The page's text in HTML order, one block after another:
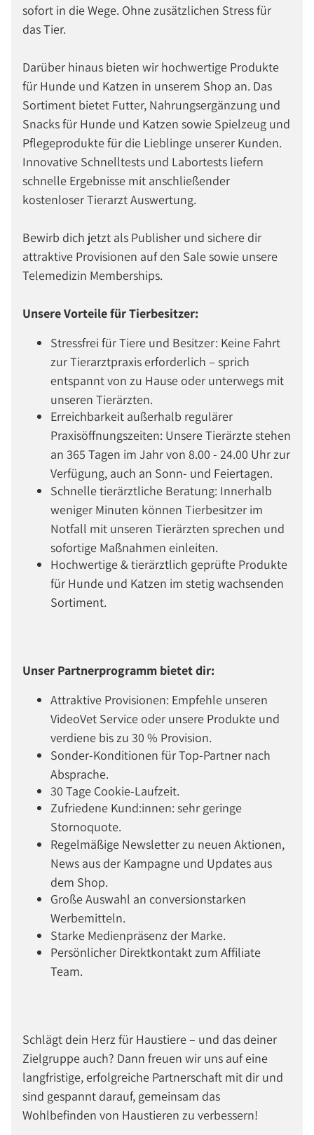
sofort in die Wege. Ohne zusätzlichen Stress für
das Tier.
Darüber hinaus bieten wir hochwertige Produkte
für Hunde und Katzen in unserem Shop an. Das
Sortiment bietet Futter, Nahrungsergänzung und
Snacks für Hunde und Katzen sowie Spielzeug und
Pflegeprodukte für die Lieblinge unserer Kunden.
Innovative Schnelltests und Labortests liefern
schnelle Ergebnisse mit anschließender
kostenloser Tierarzt Auswertung.
Bewirb dich jetzt als Publisher und sichere dir
attraktive Provisionen auf den Sale sowie unsere
Telemedizin Memberships.
Unsere Vorteile für Tierbesitzer:
Stressfrei für Tiere und Besitzer: Keine Fahrt
zur Tierarztpraxis erforderlich – sprich
entspannt von zu Hause oder unterwegs mit
unseren Tierärzten.
Erreichbarkeit außerhalb regulärer
Praxisöffnungszeiten: Unsere Tierärzte stehen
an 365 Tagen im Jahr von 8.00 - 24.00 Uhr zur
Verfügung, auch an Sonn- und Feiertagen.
Schnelle tierärztliche Beratung: Innerhalb
weniger Minuten können Tierbesitzer im
Notfall mit unseren Tierärzten sprechen und
sofortige Maßnahmen einleiten.
Hochwertige & tierärztlich geprüfte Produkte
für Hunde und Katzen im stetig wachsenden
Sortiment.
Unser Partnerprogramm bietet dir:
Attraktive Provisionen: Empfehle unseren
VideoVet Service oder unsere Produkte und
verdiene bis zu 30 % Provision.
Sonder-Konditionen für Top-Partner nach
Absprache.
30 Tage Cookie-Laufzeit.
Zufriedene Kund:innen: sehr geringe
Stornoquote.
Regelmäßige Newsletter zu neuen Aktionen,
News aus der Kampagne und Updates aus
dem Shop.
Große Auswahl an conversionstarken
Werbemitteln.
Starke Medienpräsenz der Marke.
Persönlicher Direktkontakt zum Affiliate
Team.
Schlägt dein Herz für Haustiere – und das deiner
Zielgruppe auch? Dann freuen wir uns auf eine
langfristige, erfolgreiche Partnerschaft mit dir und
sind gespannt darauf, gemeinsam das
Wohlbefinden von Haustieren zu verbessern!